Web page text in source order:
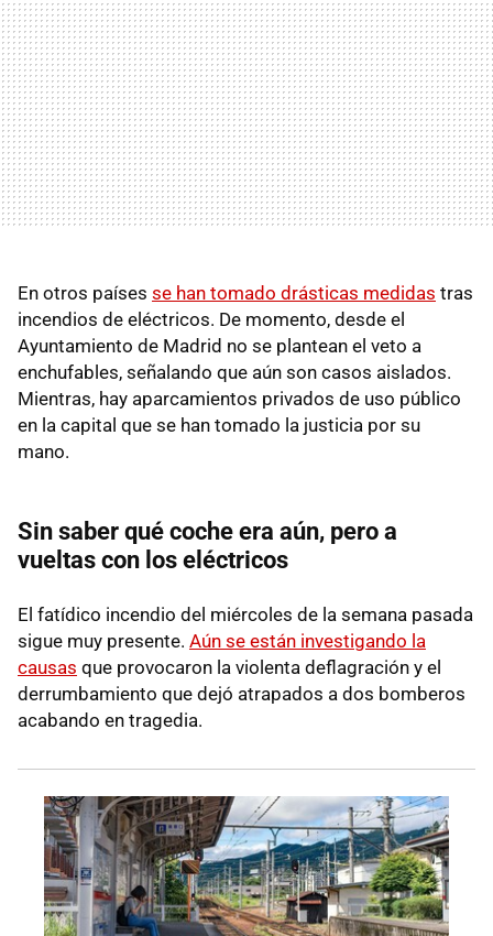
En otros países se han tomado drásticas medidas tras
incendios de eléctricos. De momento, desde el
Ayuntamiento de Madrid no se plantean el veto a
enchufables, señalando que aún son casos aislados.
Mientras, hay aparcamientos privados de uso público
en la capital que se han tomado la justicia por su
mano.
Sin saber qué coche era aún, pero a
vueltas con los eléctricos
El fatídico incendio del miércoles de la semana pasada
sigue muy presente. Aún se están investigando la
causas que provocaron la violenta deflagración y el
derrumbamiento que dejó atrapados a dos bomberos
acabando en tragedia.